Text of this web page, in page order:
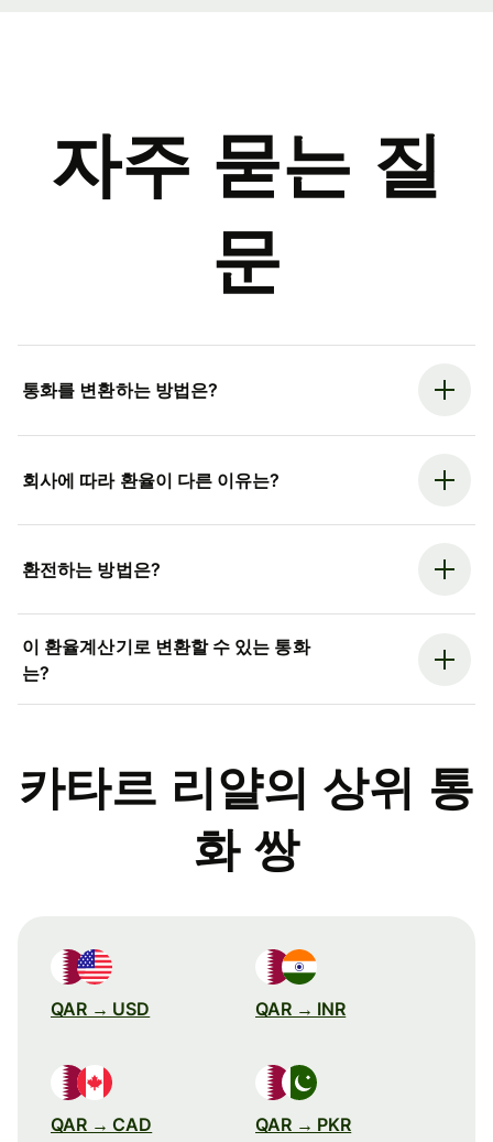
자주 묻는 질
문
통화를 변환하는 방법은?
회사에 따라 환율이 다른 이유는?
환전하는 방법은?
이 환율계산기로 변환할 수 있는 통화
는?
카타르 리얄의 상위 통
화 쌍
QAR → USD QAR → INR
QAR → CAD QAR → PKR